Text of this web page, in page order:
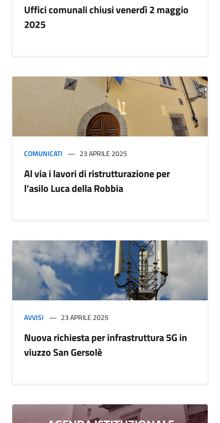
Uffici comunali chiusi venerdì 2 maggio
2025
COMUNICATI 23 APRILE 2025
Al via i lavori di ristrutturazione per
l’asilo Luca della Robbia
AVVISI 23 APRILE 2025
Nuova richiesta per infrastruttura 5G in
viuzzo San Gersolè